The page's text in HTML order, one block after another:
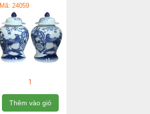
Mã: 24059
1
Thêm vào giỏ